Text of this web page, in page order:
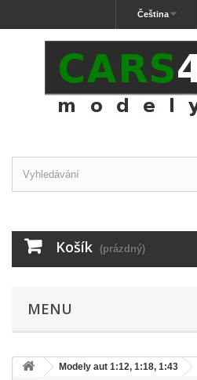
Čeština
Košík (prázdný)
MENU
Modely aut 1:12, 1:18, 1:43